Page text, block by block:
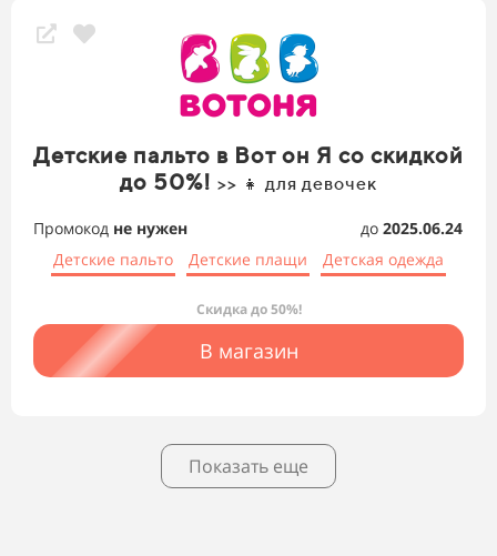
Детские пальто в Вот он Я со скидкой
до 50%! >> 👧 для девочек
Промокод не нужен до 2025.06.24
Детские пальто
Детские плащи Детская одежда
Скидка до 50%!
В магазин
Показать еще